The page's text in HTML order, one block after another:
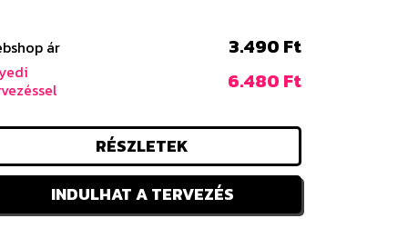
ár 3.490 Ft
6.480 Ft
RÉSZLETEK
INDULHAT A TERVEZÉS